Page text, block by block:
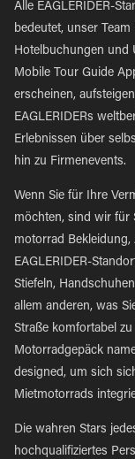
Alle EAGLERIDER-
bedeutet, unser
Hotelbuchungen und
Mobile Tour Guide
erscheinen,
EAGLERIDERs
Erlebnissen über
hin zu Firmenevents.
Wenn Sie für Ihre
möchten, sind wir für
motorrad
EAGLERIDER-
Stiefeln,
allem anderen, was
Straße komfortabel
Motorradgepäck
designed, um sich
Mietmotorrads
Die wahren Stars
hochqualifiziertes